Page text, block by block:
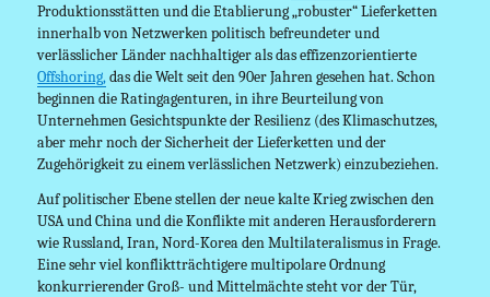
Produktionsstätten und die Etablierung „robuster“ Lieferketten
innerhalb von Netzwerken politisch befreundeter und
verlässlicher Länder nachhaltiger als das effizenzorientierte
Offshoring,das die Welt seit den 90er Jahren gesehen hat. Schon
beginnen die Ratingagenturen, in ihre Beurteilung von
Unternehmen Gesichtspunkte der Resilienz (des Klimaschutzes,
aber mehr noch der Sicherheit der Lieferketten und der
Zugehörigkeit zu einem verlässlichen Netzwerk) einzubeziehen.
Auf politischer Ebene stellen der neue kalte Krieg zwischen den
USA und China und die Konflikte mit anderen Herausforderern
wie Russland, Iran, Nord-Korea den Multilateralismus in Frage.
Eine sehr viel konfliktträchtigere multipolare Ordnung
konkurrierender Groß- und Mittelmächte steht vor der Tür,